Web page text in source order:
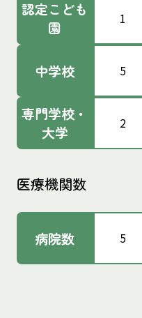
認定こども
園
1
中学校 5
専門学校・
大学
2
医療機関数
病院数 5